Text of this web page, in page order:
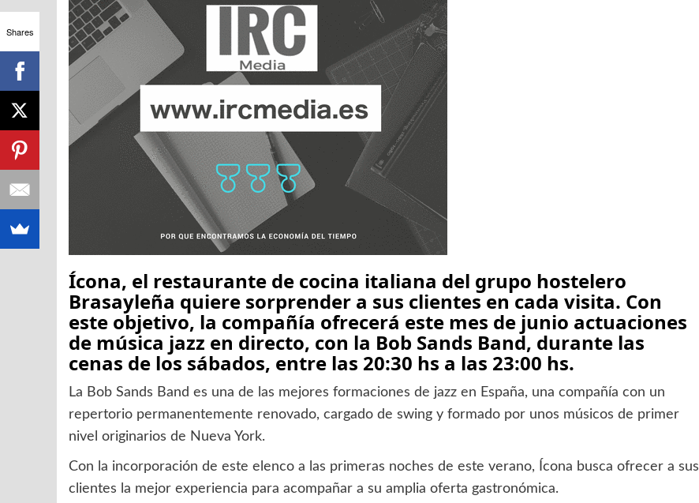
Ícona, el restaurante de cocina italiana del grupo hostelero
Brasayleña quiere sorprender a sus clientes en cada visita. Con
este objetivo, la compañía ofrecerá este mes de junio actuaciones
de música jazz en directo, con la Bob Sands Band, durante las
cenas de los sábados, entre las 20:30 hs a las 23:00 hs.
La Bob Sands Band es una de las mejores formaciones de jazz en España, una compañía con un
repertorio permanentemente renovado, cargado de swing y formado por unos músicos de primer
nivel originarios de Nueva York.
Con la incorporación de este elenco a las primeras noches de este verano, Ícona busca ofrecer a sus
clientes la mejor experiencia para acompañar a su amplia oferta gastronómica.
Shares